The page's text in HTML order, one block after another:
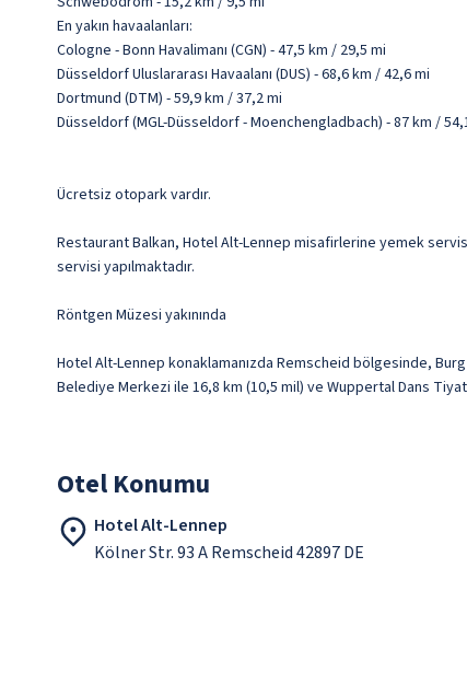
En yakın havaalanları:
Cologne - Bonn Havalimanı (CGN) - 47,5 km / 29,5 mi
Düsseldorf Uluslararası Havaalanı (DUS) - 68,6 km / 42,6 mi
Dortmund (DTM) - 59,9 km / 37,2 mi
Düsseldorf (MGL-Düsseldorf - Moenchengladbach) - 87 km /
Ücretsiz otopark vardır.
Restaurant Balkan, Hotel Alt-Lennep misafirlerine yemek
servisi yapılmaktadır.
Röntgen Müzesi yakınında
Hotel Alt-Lennep konaklamanızda Remscheid bölgesinde,
Belediye Merkezi ile 16,8 km (10,5 mil) ve Wuppertal Dans
Otel Konumu
Hotel Alt-Lennep
Kölner Str. 93 A Remscheid 42897 DE